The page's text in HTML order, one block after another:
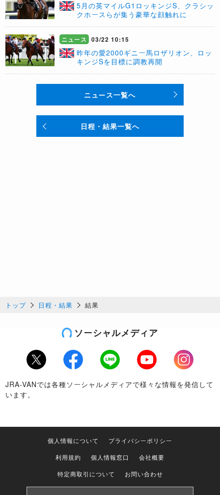
5月の英マイルG1ロッキンジS、クラシッ
クホースらが集う豪華な顔触れに
ニュース 03/22 10:15
昨年の愛2000ギニー馬ロザリオン、ロッ
キンジSを目標に調教再開
ニュース一覧へ
日程・結果一覧へ
トップ 日程・結果 結果
ソーシャルメディア
Twitter Facebook LINE Youtube
Instagram
JRA-VANでは各種ソーシャルメディアで様々な情報を発信して
います。
個人情報について
プライバシーポリシー
利用規約
個人情報窓口
会社概要
特定商取引について
お問い合わせ